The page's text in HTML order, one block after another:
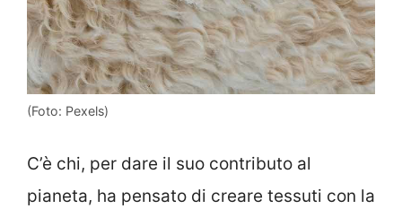
(Foto: Pexels)
C’è chi, per dare il suo contributo al
pianeta, ha pensato di creare tessuti con la